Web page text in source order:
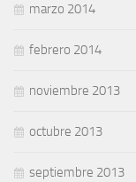
marzo 2014
febrero 2014
noviembre 2013
octubre 2013
septiembre 2013